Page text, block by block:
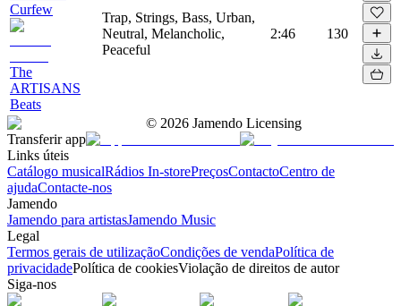
Curfew
The
ARTISANS
Beats
Trap, Strings, Bass, Urban,
Neutral, Melancholic,
Peaceful
2:46 130
© 2026 Jamendo Licensing
Transferir app
Links úteis
Catálogo musicalRádios In-storePreçosContactoCentro de
ajudaContacte-nos
Jamendo
Jamendo para artistasJamendo Music
Legal
Termos gerais de utilizaçãoCondições de vendaPolítica de
privacidadePolítica de cookiesViolação de direitos de autor
Siga-nos